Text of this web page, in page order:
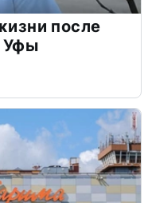
после
Уфы